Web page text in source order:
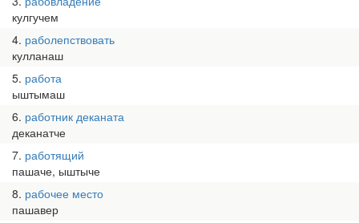
кулгучем
4 раболепствовать
кулланаш
5 работа
ыштымаш
6 работник деканата
деканатче
7 работящий
пашаче, ыштыче
8 рабочее место
пашавер